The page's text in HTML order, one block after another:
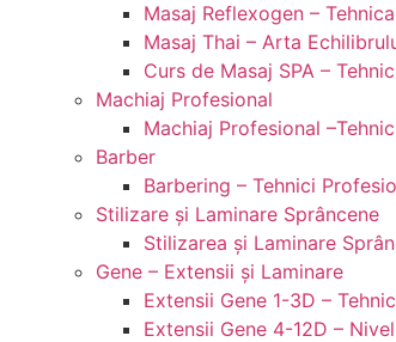
Masaj Reflexogen –
Masaj Thai – Arta
Curs de Masaj SPA –
Machiaj Profesional
Machiaj Profesional
Barber
Barbering – Tehnici
Stilizare și Laminare Sprâncene
Stilizarea și Laminare
Gene – Extensii și Laminare
Extensii Gene 1-3D –
Extensii Gene 4-12D –